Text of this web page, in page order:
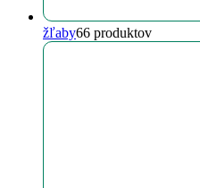
žľaby66 produktov